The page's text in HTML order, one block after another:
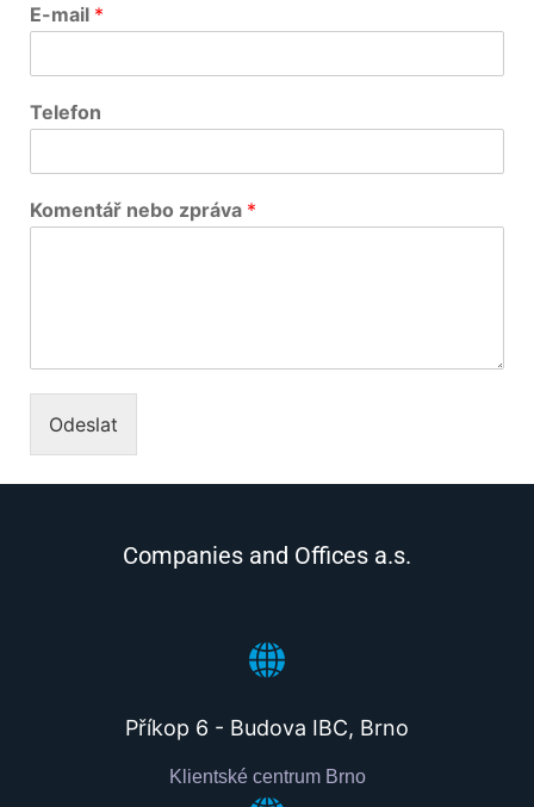
E-mail *
Telefon
Komentář nebo zpráva *
Odeslat
Companies and Offices a.s.
Příkop 6 - Budova IBC, Brno
Klientské centrum Brno